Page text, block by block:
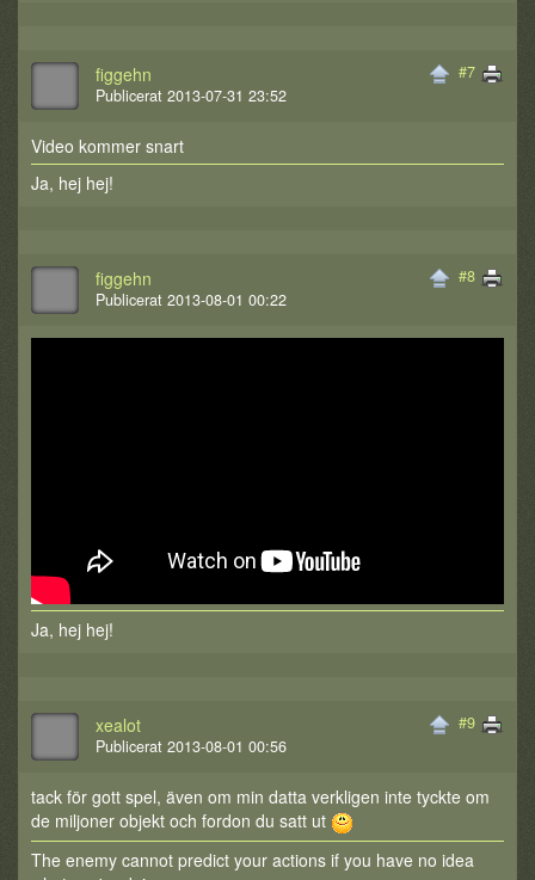
#7
figgehn
Publicerat 2013-07-31 23:52
Video kommer snart
Ja, hej hej!
#8
figgehn
Publicerat 2013-08-01 00:22
Ja, hej hej!
#9
xealot
Publicerat 2013-08-01 00:56
tack för gott spel, även om min datta verkligen inte tyckte om
de miljoner objekt och fordon du satt ut
The enemy cannot predict your actions if you have no idea